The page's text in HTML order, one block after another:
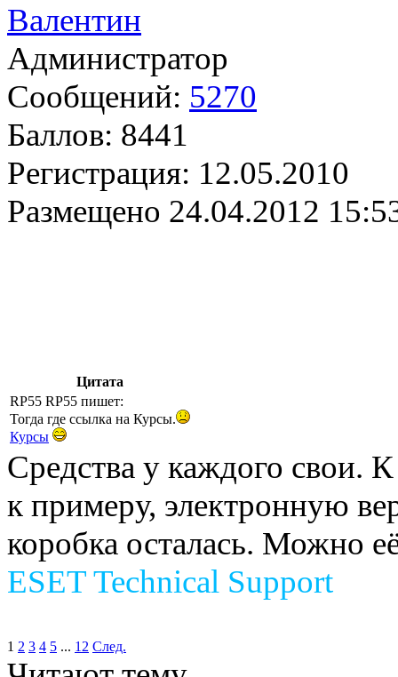
Валентин
Администратор
Сообщений: 5270
Баллов: 8441
Регистрация: 12.05.2010
Размещено 24.04.2012
Цитата
RP55 RP55 пишет:
Тогда где ссылка на Курсы.
Курсы
Средства у каждого свои.
к примеру, электронную
коробка осталась. Можно
ESET Technical Support
1 2 3 4 5 ... 12 След.